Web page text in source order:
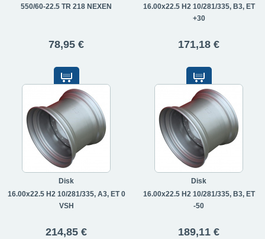
550/60-22.5 TR 218 NEXEN
78,95 €
16.00x22.5 H2 10/281/335, B3, ET
+30
171,18 €
Disk
16.00x22.5 H2 10/281/335, A3, ET 0
VSH
214,85 €
Disk
16.00x22.5 H2 10/281/335, B3, ET
-50
189,11 €